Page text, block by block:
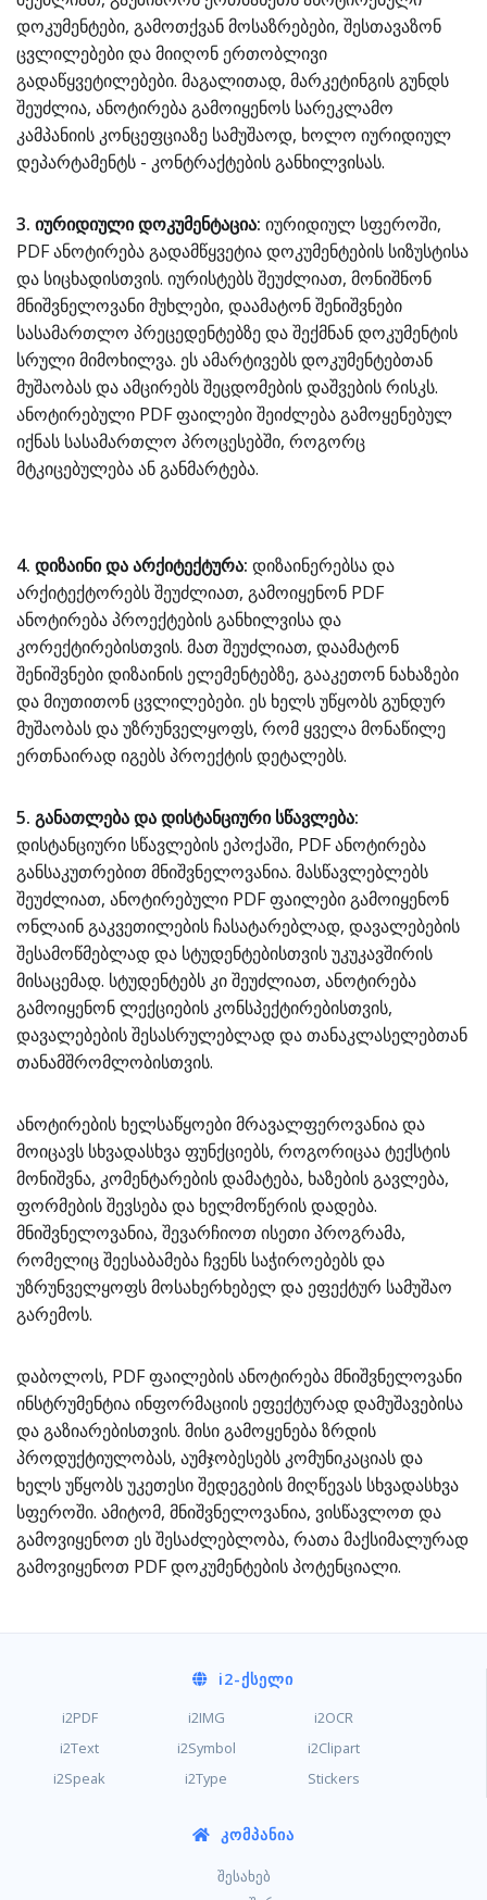
დოკუმენტები, გამოთქვან მოსაზრებები, შესთავაზონ
ცვლილებები და მიიღონ ერთობლივი
გადაწყვეტილებები. მაგალითად, მარკეტინგის გუნდს
შეუძლია, ანოტირება გამოიყენოს სარეკლამო
კამპანიის კონცეფციაზე სამუშაოდ, ხოლო იურიდიულ
დეპარტამენტს - კონტრაქტების განხილვისას.
3. იურიდიული დოკუმენტაცია: იურიდიულ სფეროში,
PDF ანოტირება გადამწყვეტია დოკუმენტების სიზუსტისა
და სიცხადისთვის. იურისტებს შეუძლიათ, მონიშნონ
მნიშვნელოვანი მუხლები, დაამატონ შენიშვნები
სასამართლო პრეცედენტებზე და შექმნან დოკუმენტის
სრული მიმოხილვა. ეს ამარტივებს დოკუმენტებთან
მუშაობას და ამცირებს შეცდომების დაშვების რისკს.
ანოტირებული PDF ფაილები შეიძლება გამოყენებულ
იქნას სასამართლო პროცესებში, როგორც
მტკიცებულება ან განმარტება.
4. დიზაინი და არქიტექტურა: დიზაინერებსა და
არქიტექტორებს შეუძლიათ, გამოიყენონ PDF
ანოტირება პროექტების განხილვისა და
კორექტირებისთვის. მათ შეუძლიათ, დაამატონ
შენიშვნები დიზაინის ელემენტებზე, გააკეთონ ნახაზები
და მიუთითონ ცვლილებები. ეს ხელს უწყობს გუნდურ
მუშაობას და უზრუნველყოფს, რომ ყველა მონაწილე
ერთნაირად იგებს პროექტის დეტალებს.
5. განათლება და დისტანციური სწავლება:
დისტანციური სწავლების ეპოქაში, PDF ანოტირება
განსაკუთრებით მნიშვნელოვანია. მასწავლებლებს
შეუძლიათ, ანოტირებული PDF ფაილები გამოიყენონ
ონლაინ გაკვეთილების ჩასატარებლად, დავალებების
შესამოწმებლად და სტუდენტებისთვის უკუკავშირის
მისაცემად. სტუდენტებს კი შეუძლიათ, ანოტირება
გამოიყენონ ლექციების კონსპექტირებისთვის,
დავალებების შესასრულებლად და თანაკლასელებთან
თანამშრომლობისთვის.
ანოტირების ხელსაწყოები მრავალფეროვანია და
მოიცავს სხვადასხვა ფუნქციებს, როგორიცაა ტექსტის
მონიშვნა, კომენტარების დამატება, ხაზების გავლება,
ფორმების შევსება და ხელმოწერის დადება.
მნიშვნელოვანია, შევარჩიოთ ისეთი პროგრამა,
რომელიც შეესაბამება ჩვენს საჭიროებებს და
უზრუნველყოფს მოსახერხებელ და ეფექტურ სამუშაო
გარემოს.
დაბოლოს, PDF ფაილების ანოტირება მნიშვნელოვანი
ინსტრუმენტია ინფორმაციის ეფექტურად დამუშავებისა
და გაზიარებისთვის. მისი გამოყენება ზრდის
პროდუქტიულობას, აუმჯობესებს კომუნიკაციას და
ხელს უწყობს უკეთესი შედეგების მიღწევას სხვადასხვა
სფეროში. ამიტომ, მნიშვნელოვანია, ვისწავლოთ და
გამოვიყენოთ ეს შესაძლებლობა, რათა მაქსიმალურად
გამოვიყენოთ PDF დოკუმენტების პოტენციალი.
i2-ᲥᲡᲔᲚᲘ
i2PDF i2IMG
i2OCR
i2Text
i2Symbol
i2Clipart
i2Speak
i2Type Stickers
ᲙᲝᲛᲞᲐᲜᲘᲐ
შესახებ